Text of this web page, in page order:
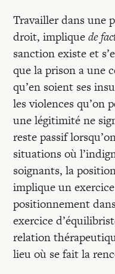
Travailler dans une
droit, impliquede
sanction existe et
que la prison a une
qu’en soient ses
les violences qu’on
une légitimité ne
reste passif
situations où
soignants, la
implique un
positionnement
exercice
relation
lieu où se fait la